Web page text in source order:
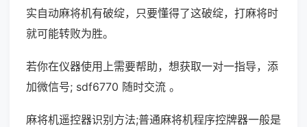
实自动麻将机有破绽，只要懂得了这破绽，打麻将时
就可能转败为胜。
若你在仪器使用上需要帮助，想获取一对一指导，添
加微信号; sdf6770 随时交流 。
麻将机遥控器识别方法;普通麻将机程序控牌器一般是